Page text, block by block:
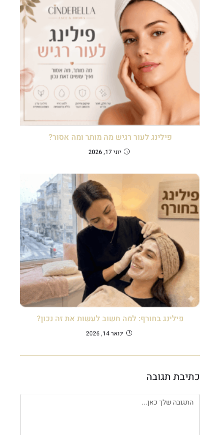
פילינג לעור רגיש מה מותר ומה אסור?
יוני 17, 2026
פילינג בחורף: למה חשוב לעשות את זה נכון?
ינואר 14, 2026
כתיבת תגובה